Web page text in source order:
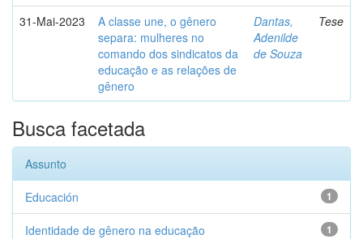
31-Mai-2023
A classe une, o gênero
separa: mulheres no
comando dos sindicatos da
educação e as relações de
gênero
Dantas,
Adenilde
de Souza
Tese
Busca facetada
Assunto
1
Educación
1
Identidade de gênero na educação